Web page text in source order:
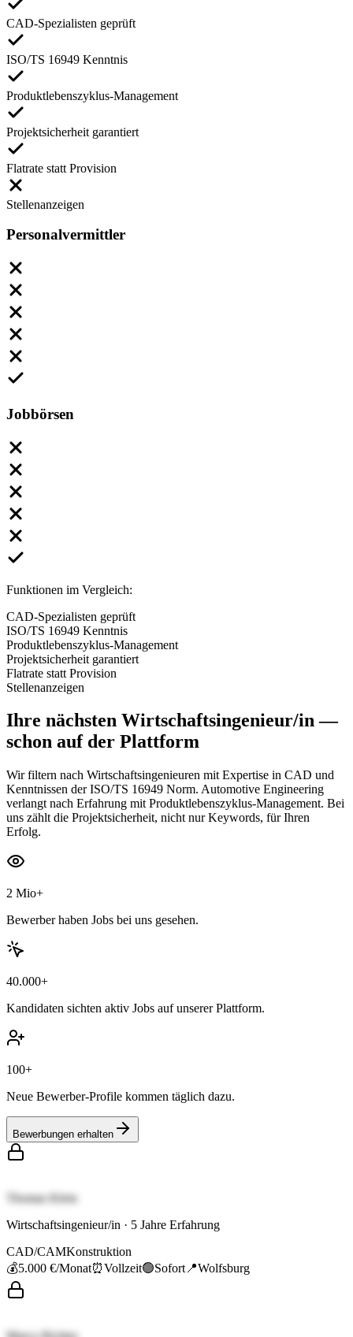
CAD-Spezialisten geprüft
ISO/TS 16949 Kenntnis
Produktlebenszyklus-Management
Projektsicherheit garantiert
Flatrate statt Provision
Stellenanzeigen
Personalvermittler
Jobbörsen
Funktionen im Vergleich:
CAD-Spezialisten geprüft
ISO/TS 16949 Kenntnis
Produktlebenszyklus-Management
Projektsicherheit garantiert
Flatrate statt Provision
Stellenanzeigen
Ihre nächsten Wirtschaftsingenieur/in—
schon auf der Plattform
Wir filtern nach Wirtschaftsingenieuren mit Expertise in CAD und
Kenntnissen der ISO/TS 16949 Norm. Automotive Engineering
verlangt nach Erfahrung mit Produktlebenszyklus-Management. Bei
uns zählt die Projektsicherheit, nicht nur Keywords, für Ihren
Erfolg.
2 Mio+
Bewerber haben Jobs bei uns gesehen.
40.000+
Kandidaten sichten aktiv Jobs auf unserer Plattform.
100+
Neue Bewerber-Profile kommen täglich dazu.
Bewerbungen erhalten
Thomas Klein
Wirtschaftsingenieur/in · 5 Jahre Erfahrung
CAD/CAMKonstruktion
💰5.000 €/Monat⏰Vollzeit🟢Sofort 📍Wolfsburg